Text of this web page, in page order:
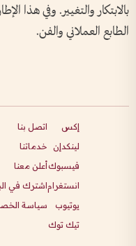
بالابتكار والتغيير. وفي هذا
الطابع العملاني والفن.
إكس
لينكدإن
فيسبوك
انستغرام
يوتيوب
تيك توك
اتصل بنا
خدماتنا
أعلن معنا
اشترك في
سياسة